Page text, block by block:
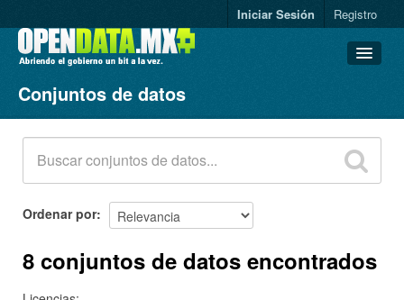
Iniciar Sesión Registro
Conjuntos de datos
Organizaciones
Grupos
Acerca de
Conjuntos de datos
Ordenar por
8 conjuntos de datos encontrados